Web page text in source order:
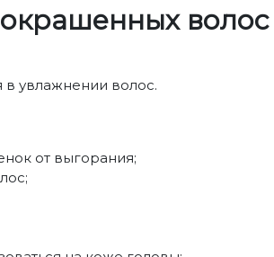
волос
увлажнении волос.
от выгорания;